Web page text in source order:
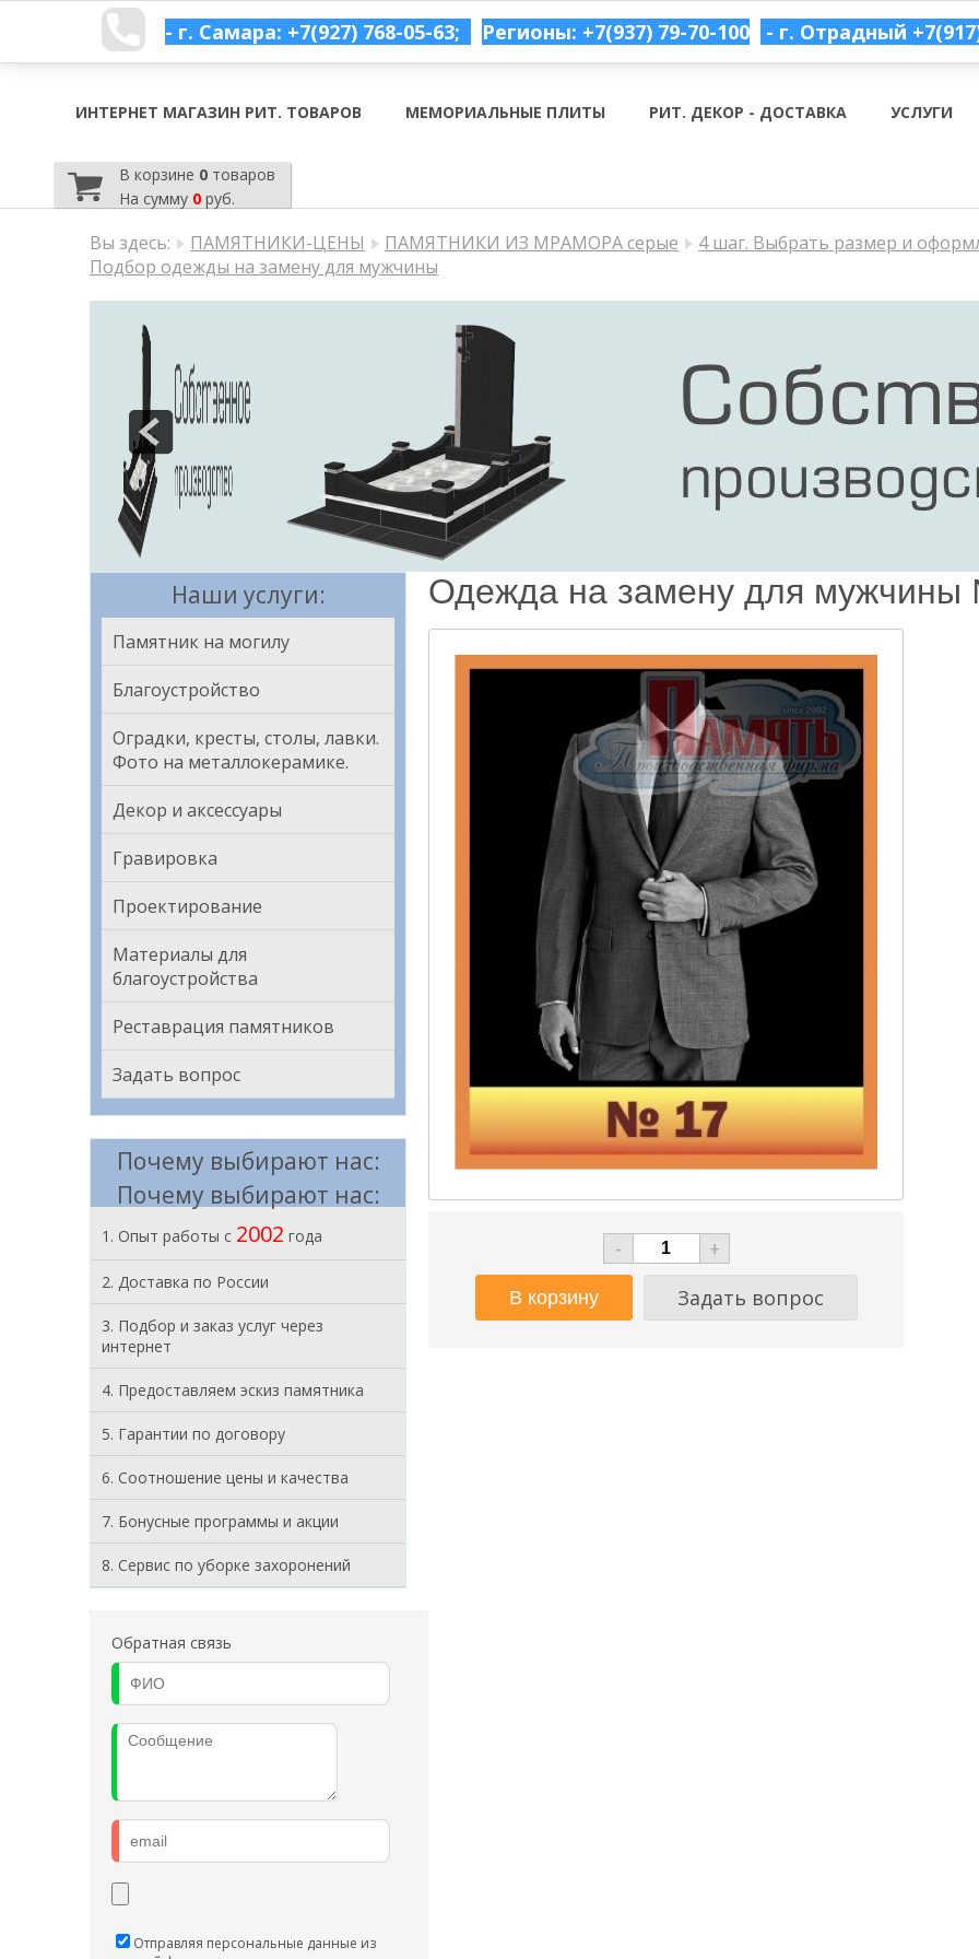
- г. Самара: +7(927) 768-05-63; Регионы: +7(937) 79-70-100 - г. Отрадный
ИНТЕРНЕТ МАГАЗИН РИТ. ТОВАРОВ МЕМОРИАЛЬНЫЕ ПЛИТЫ РИТ. ДЕКОР - ДОСТАВКА УСЛУГИ
В корзине 0товаров
На сумму 0руб.
Вы здесь: ПАМЯТНИКИ-ЦЕНЫ ПАМЯТНИКИ ИЗ МРАМОРА серые
4 шаг. Выбрать размер и
Подбор одежды на замену для мужчины
Наши услуги:
Памятник на могилу
Благоустройство
Оградки, кресты, столы, лавки.
Фото на металлокерамике.
Декор и аксессуары
Гравировка
Проектирование
Материалы для
благоустройства
Реставрация памятников
Задать вопрос
Почему выбирают нас:
Почему выбирают нас:
1. Опыт работы с 2002 года
2. Доставка по России
3. Подбор и заказ услуг через
интернет
4. Предоставляем эскиз памятника
5. Гарантии по договору
6. Соотношение цены и качества
7. Бонусные программы и акции
8. Cервис по уборке захоронений
Обратная связь
Отправляя персональные данные из
Одежда на замену для
-
+
Задать вопрос